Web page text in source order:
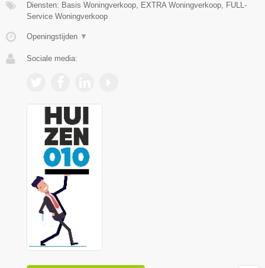
Diensten: Basis Woningverkoop, EXTRA Woningverkoop, FULL-
Service Woningverkoop
Openingstijden ▼
Sociale media: